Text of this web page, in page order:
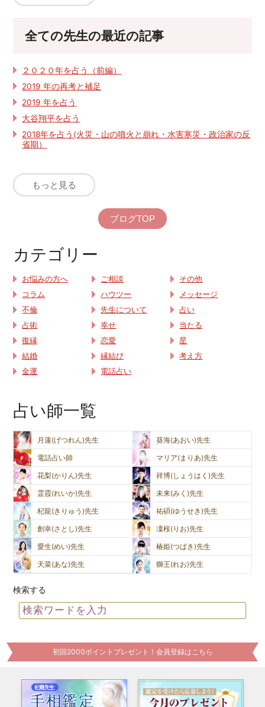
全ての先生の最近の記事
２０２０年を占う（前編）
2019 年の再考と補足
2019 年を占う
大谷翔平を占う
2018年を占う(火災・山の噴火と崩れ・水害寒災・政治家の反
省期）
もっと見る
ブログTOP
カテゴリー
お悩みの方へ ご相談
その他
コラム
ハウツー
メッセージ
不倫
先生について
占い
占術
幸せ
当たる
復縁
恋愛
星
結婚
縁結び
考え方
金運
電話占い
占い師一覧
月蓮(げつれん)先生
葵海(あおい)先生
電話占い師
マリア(まりあ)先生
花梨(かりん)先生
祥博(しょうはく)先生
霊霞(れいか)先生
未来(みく)先生
杞龍(きりゅう)先生
祐碩(ゆうせき)先生
創幸(さとし)先生
凜桜(りお)先生
愛生(めい)先生
椿姫(つばき)先生
天菜(あな)先生
獅王(れお)先生
検索する
初回2000ポイントプレゼント！会員登録はこちら